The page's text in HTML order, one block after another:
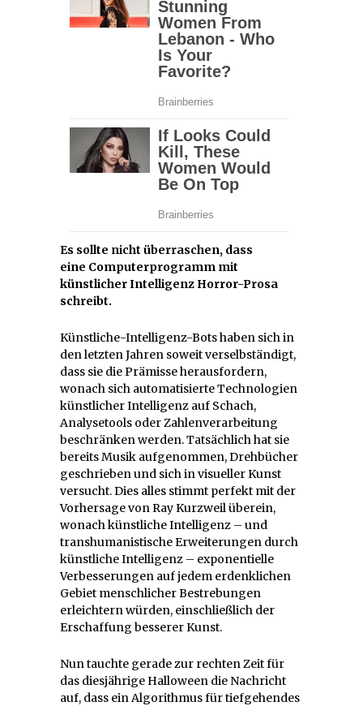
Es sollte nicht überraschen, dass
eine Computerprogramm mit
künstlicher Intelligenz Horror-Prosa
schreibt.
Künstliche-Intelligenz-Bots haben sich in
den letzten Jahren soweit verselbständigt,
dass sie die Prämisse herausfordern,
wonach sich automatisierte Technologien
künstlicher Intelligenz auf Schach,
Analysetools oder Zahlenverarbeitung
beschränken werden. Tatsächlich hat sie
bereits Musik aufgenommen, Drehbücher
geschrieben und sich in visueller Kunst
versucht. Dies alles stimmt perfekt mit der
Vorhersage von Ray Kurzweil überein,
wonach künstliche Intelligenz – und
transhumanistische Erweiterungen durch
künstliche Intelligenz – exponentielle
Verbesserungen auf jedem erdenklichen
Gebiet menschlicher Bestrebungen
erleichtern würden, einschließlich der
Erschaffung besserer Kunst.
Nun tauchte gerade zur rechten Zeit für
das diesjährige Halloween die Nachricht
auf, dass ein Algorithmus für tiefgehendes